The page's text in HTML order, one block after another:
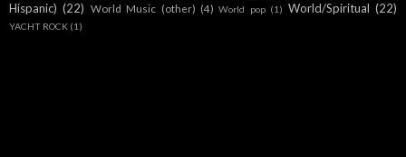
Hispanic) (22) World Music (other) (4) World pop (1) World/Spiritual (22)
YACHT ROCK (1)